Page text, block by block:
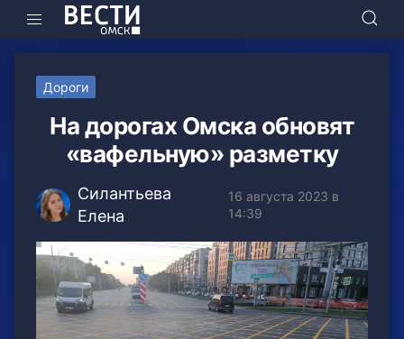
Дороги
На дорогах Омска обновят
«вафельную» разметку
Силантьева
Елена
16 августа 2023 в
14:39